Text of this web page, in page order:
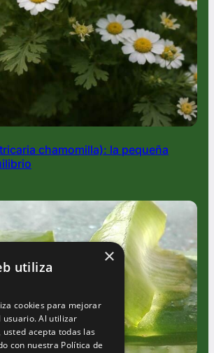
chamomilla): la pequeña
×
utiliza
cookies para mejorar
usuario. Al utilizar
acepta todas las
con nuestra Política de